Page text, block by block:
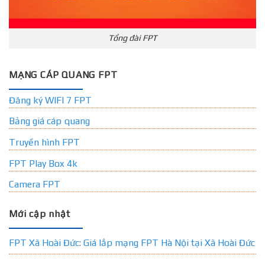
Tổng đài FPT
MẠNG CÁP QUANG FPT
Đăng ký WIFI 7 FPT
Bảng giá cáp quang
Truyền hình FPT
FPT Play Box 4k
Camera FPT
Mới cập nhật
FPT Xã Hoài Đức: Giá lắp mạng FPT Hà Nội tại Xã Hoài Đức